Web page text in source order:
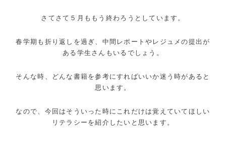
さてさて５月ももう終わろうとしています。
春学期も折り返しを過ぎ、中間レポートやレジュメの提出が
ある学生さんもいるでしょう。
そんな時、どんな書籍を参考にすればいいか迷う時があると
思います。
なので、今回はそういった時にこれだけは覚えていてほしい
リテラシーを紹介したいと思います。